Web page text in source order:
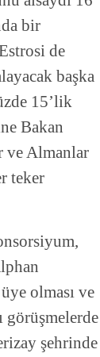
bir
de
başka
15’lik
Bakan
ve Almanlar
teker
olması ve
görüşmelerde
şehrinde